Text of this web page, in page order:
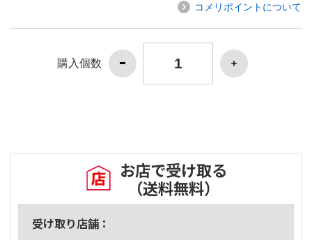
コメリポイントについて
購入個数
お店で受け取る
（送料無料）
受け取り店舗：